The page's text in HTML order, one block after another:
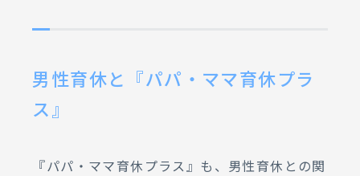
男性育休と『パパ・ママ育休プラ
ス』
『パパ・ママ育休プラス』も、男性育休との関